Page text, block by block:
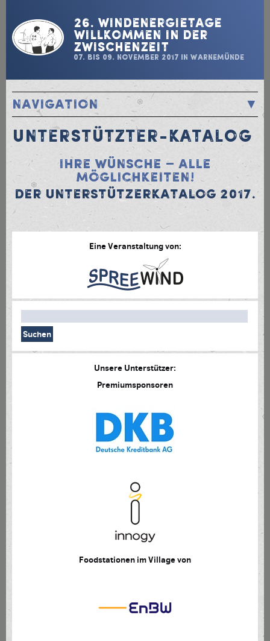
26. Windenergietage
Willkommen in der
Zwischenzeit
07. bis 09. November 2017 in Warnemünde
Navigation
STARTSEITE / PROGRAMM
STANDPLAN
TEILNEHMERLISTE
UNTERSTÜTZTER-KATALOG
PROGRAMM
ANREISE / ÜBERNACHTUNG
ARCHIV
UNTERSTÜTZTER-KATALOG
Ihre Wünsche – Alle
Möglichkeiten!
Der Unterstützerkatalog 2017.
Eine Veranstaltung von:
Unsere Unterstützer:
Premiumsponsoren
Foodstationen im Village von